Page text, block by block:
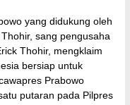
yang didukung oleh
sang pengusaha
Thohir, mengklaim
bersiap untuk
Prabowo
putaran pada Pilpres